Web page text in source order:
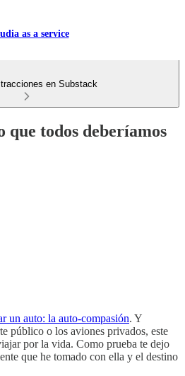
as a service
en Substack
que todos deberíamos
un auto: la auto-compasión. Y
público o los aviones privados, este
por la vida. Como prueba te dejo
que he tomado con ella y el destino